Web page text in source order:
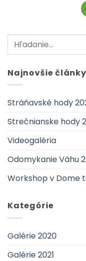
Najnovšie články
Stráňavské hody
Strečnianske hody
Videogaléria
Odomykanie Váhu
Workshop v Dome
Kategórie
Galérie 2020
Galérie 2021